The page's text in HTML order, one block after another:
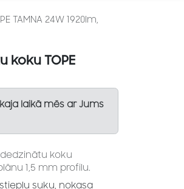
TAMNA 24W 1920lm,
koku TOPE
laikā mēs ar Jums
koku
1,5 mm profilu.
suku, nokasa